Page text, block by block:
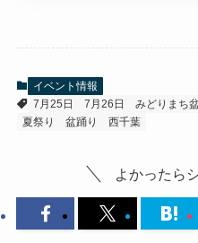
イベント情報
7月25日
7月26日 みどりまち
夏祭り
盆踊り 西千葉
よかったら